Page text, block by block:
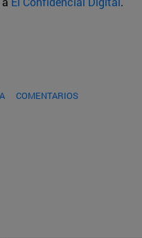
COMENTARIOS